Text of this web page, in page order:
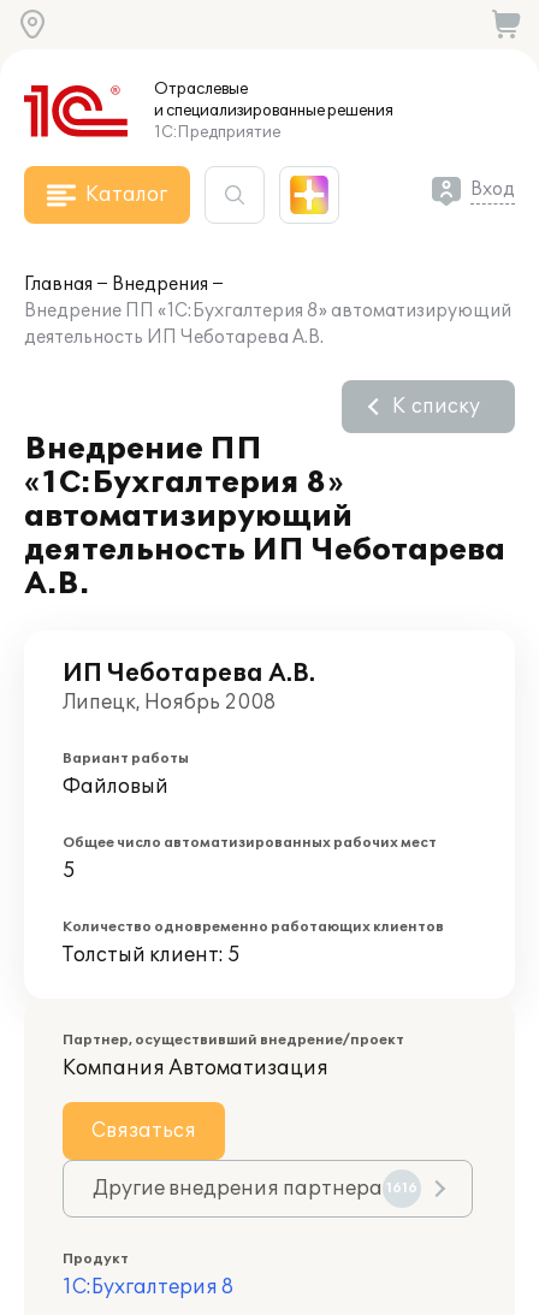
Отраслевые
и специализированныерешения
1С:Предприятие
Каталог Вход
Главная
Внедрения
Внедрение ПП «1С:Бухгалтерия 8» автоматизирующий
деятельность ИП Чеботарева А.В.
Внедрение ПП
«1С:Бухгалтерия 8»
автоматизирующий
деятельность ИП Чеботарева
А.В.
К списку
ИП Чеботарева А.В.
Липецк, Ноябрь 2008
Вариант работы
Файловый
Общее число автоматизированных рабочих мест
5
Количество одновременно работающих клиентов
Толстый клиент: 5
Партнер, осуществивший внедрение/проект
Компания Автоматизация
Связаться
Другие внедрения партнера 1616
Продукт
1С:Бухгалтерия 8